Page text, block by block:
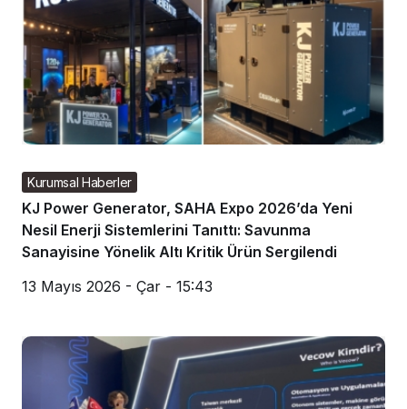
Kurumsal Haberler
KJ Power Generator, SAHA Expo 2026’da Yeni
Nesil Enerji Sistemlerini Tanıttı: Savunma
Sanayisine Yönelik Altı Kritik Ürün Sergilendi
13 Mayıs 2026 - Çar - 15:43